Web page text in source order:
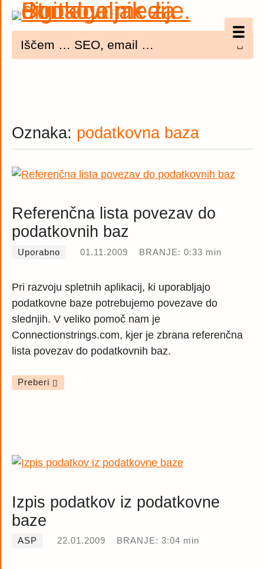
Spletna dostopnost
Oznaka: podatkovna baza
Referenčna lista povezav do
podatkovnih baz
Uporabno 01.11.2009 BRANJE: 0:33 min
Pri razvoju spletnih aplikacij, ki uporabljajo
podatkovne baze potrebujemo povezave do
slednjih. V veliko pomoč nam je
Connectionstrings.com, kjer je zbrana referenčna
lista povezav do podatkovnih baz.
Preberi
Izpis podatkov iz podatkovne
baze
ASP 22.01.2009 BRANJE: 3:04 min